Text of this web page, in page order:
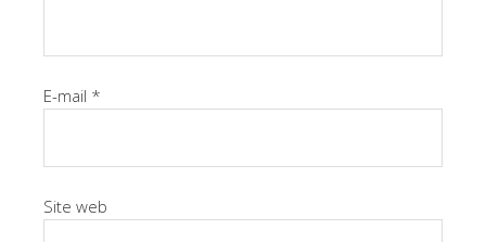
E-mail *
Site web